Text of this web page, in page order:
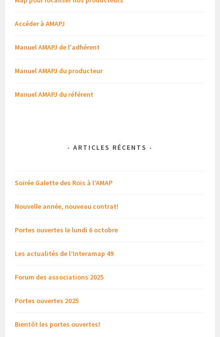
Accéder à AMAPJ
Manuel AMAPJ de l'adhérent
Manuel AMAPJ du producteur
Manuel AMAPJ du référent
- ARTICLES RÉCENTS -
Soirée Galette des Rois à l’AMAP
Nouvelle année, nouveau contrat!
Portes ouvertes le lundi 6 octobre
Les actualités de l’Interamap 49
Forum des associations 2025
Portes ouvertes 2025
Bientôt les portes ouvertes!